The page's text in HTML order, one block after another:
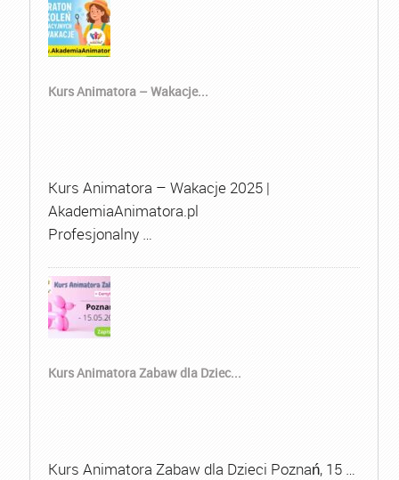
Kurs Animatora – Wakacje...
Kurs Animatora – Wakacje 2025 |
AkademiaAnimatora.pl
Profesjonalny …
Kurs Animatora Zabaw dla Dziec...
Kurs Animatora Zabaw dla Dzieci Poznań, 15 …